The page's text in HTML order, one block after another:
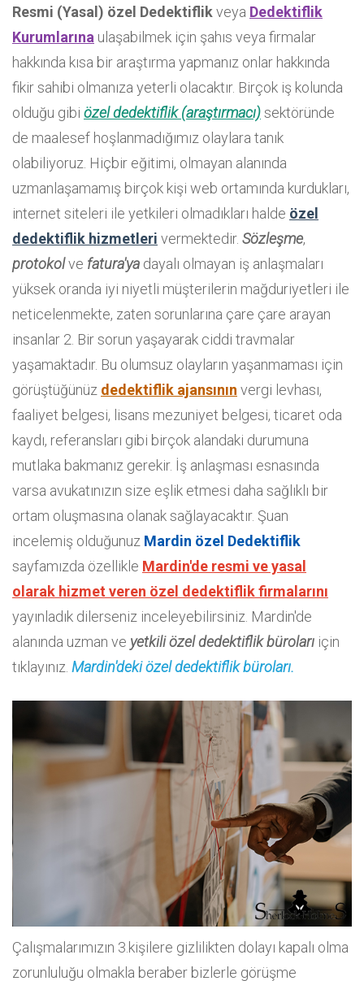
Resmi (Yasal) özel Dedektiflikveya Dedektiflik
Kurumlarına ulaşabilmek için şahıs veya firmalar
hakkında kısa bir araştırma yapmanız onlar hakkında
fikir sahibi olmanıza yeterli olacaktır. Birçok iş kolunda
olduğu gibi özel dedektiflik (araştırmacı)sektöründe
de maalesef hoşlanmadığımız olaylara tanık
olabiliyoruz. Hiçbir eğitimi, olmayan alanında
uzmanlaşamamış birçok kişi web ortamında kurdukları,
internet siteleri ile yetkileri olmadıkları halde özel
dedektiflik hizmetleri vermektedir. Sözleşme,
protokolve fatura'ya dayalı olmayan iş anlaşmaları
yüksek oranda iyi niyetli müşterilerin mağduriyetleri ile
neticelenmekte, zaten sorunlarına çare çare arayan
insanlar 2. Bir sorun yaşayarak ciddi travmalar
yaşamaktadır. Bu olumsuz olayların yaşanmaması için
görüştüğünüz dedektiflik ajansının vergi levhası,
faaliyet belgesi, lisans mezuniyet belgesi, ticaret oda
kaydı, referansları gibi birçok alandaki durumuna
mutlaka bakmanız gerekir. İş anlaşması esnasında
varsa avukatınızın size eşlik etmesi daha sağlıklı bir
ortam oluşmasına olanak sağlayacaktır. Şuan
incelemiş olduğunuz Mardin özel Dedektiflik
sayfamızda özellikle Mardin'de resmi ve yasal
olarak hizmet veren özel dedektiflik firmalarını
yayınladık dilerseniz inceleyebilirsiniz. Mardin'de
alanında uzman ve yetkili özel dedektiflik büroları için
tıklayınız. Mardin'deki özel dedektiflik büroları.
Çalışmalarımızın 3.kişilere gizlilikten dolayı kapalı olma
zorunluluğu olmakla beraber bizlerle görüşme